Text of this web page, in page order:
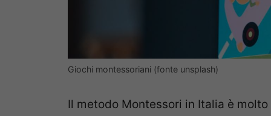
Giochi montessoriani (fonte unsplash)
Il metodo Montessori in Italia è molto